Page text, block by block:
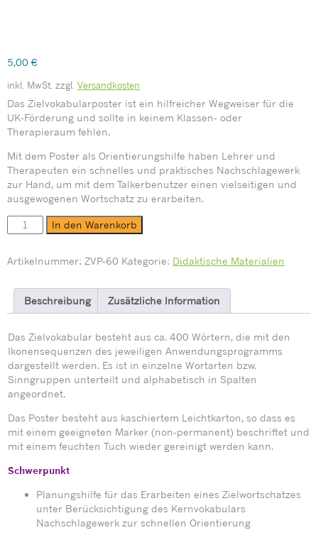
5,00 €
inkl. MwSt. zzgl. Versandkosten
Das Zielvokabularposter ist ein hilfreicher Wegweiser für die
UK-Förderung und sollte in keinem Klassen- oder
Therapieraum fehlen.
Mit dem Poster als Orientierungshilfe haben Lehrer und
Therapeuten ein schnelles und praktisches Nachschlagewerk
zur Hand, um mit dem Talkerbenutzer einen vielseitigen und
ausgewogenen Wortschatz zu erarbeiten.
In den Warenkorb
Artikelnummer: ZVP-60 Kategorie: Didaktische Materialien
Beschreibung Zusätzliche Information
Das Zielvokabular besteht aus ca. 400 Wörtern, die mit den
Ikonensequenzen des jeweiligen Anwendungsprogramms
dargestellt werden. Es ist in einzelne Wortarten bzw.
Sinngruppen unterteilt und alphabetisch in Spalten
angeordnet.
Das Poster besteht aus kaschiertem Leichtkarton, so dass es
mit einem geeigneten Marker (non-permanent) beschriftet und
mit einem feuchten Tuch wieder gereinigt werden kann.
Schwerpunkt
Planungshilfe für das Erarbeiten eines Zielwortschatzes
unter Berücksichtigung des Kernvokabulars
Nachschlagewerk zur schnellen Orientierung